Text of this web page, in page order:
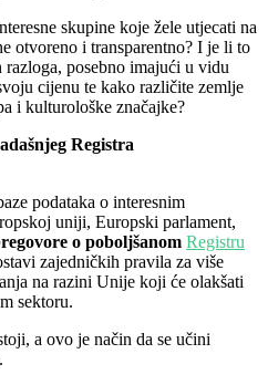
skupine koje žele utjecati na
otvoreno i transparentno? I je li to
posebno imajući u vidu
cijenu te kako različite zemlje
i kulturološke značajke?
Registra
podataka o interesnim
uniji, Europski parlament,
o poboljšanom Registru
zajedničkih pravila za više
na razini Unije koji će olakšati
sektoru.
a ovo je način da se učini